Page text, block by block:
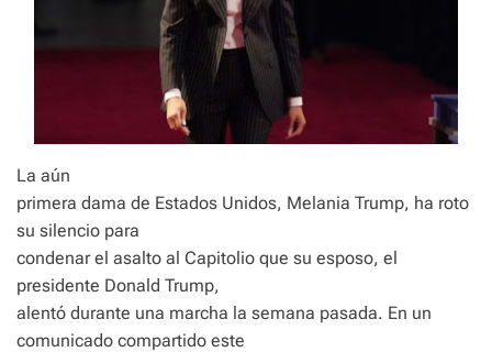
La aún
primera dama de Estados Unidos, Melania Trump, ha roto
su silencio para
condenar el asalto al Capitolio que su esposo, el
presidente Donald Trump,
alentó durante una marcha la semana pasada. En un
comunicado compartido este